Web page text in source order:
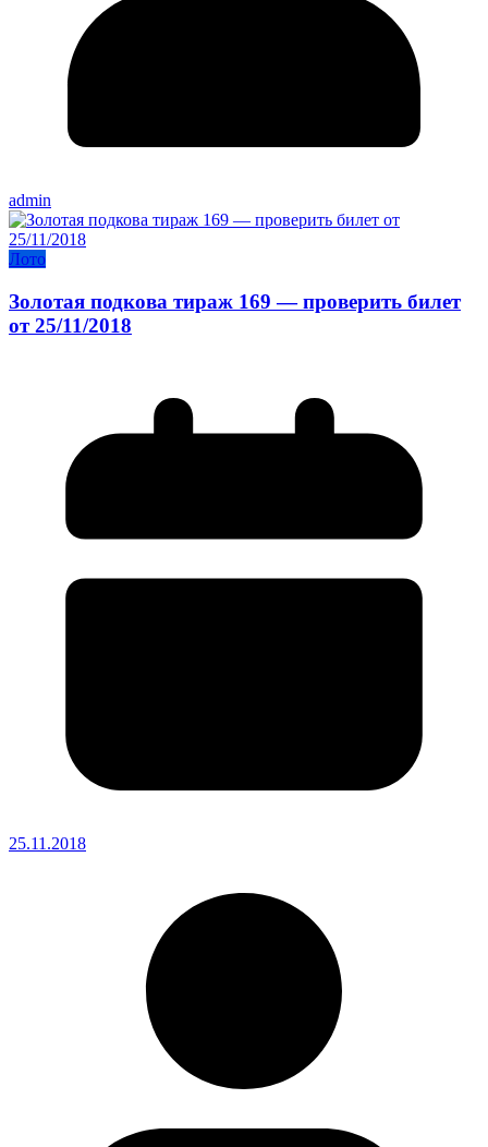
admin
Лото
Золотая подкова тираж 169 — проверить билет
от 25/11/2018
25.11.2018